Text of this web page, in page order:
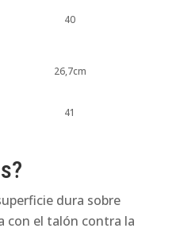
40
26,7cm
41
dura sobre
con el talón contra la